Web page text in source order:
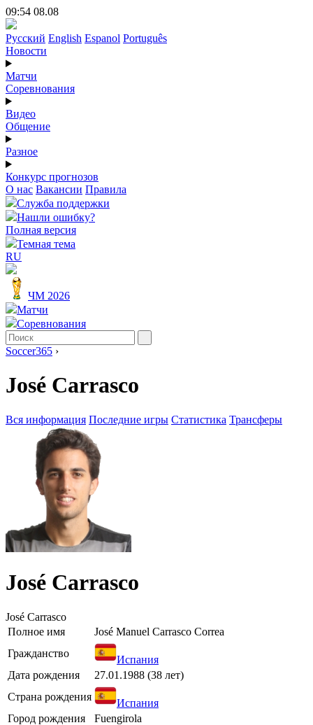
09:54 08.08
Русский English Espanol Português
Новости
Матчи
Соревнования
Видео
Общение
Разное
Конкурс прогнозов
О нас Вакансии Правила
Служба поддержки
Нашли ошибку?
Полная версия
Темная тема
RU
ЧМ 2026
Матчи
Соревнования
Soccer365 ›
José Carrasco
Вся информация Последние игры Статистика Трансферы
José Carrasco
José Carrasco
Полное имя
José Manuel Carrasco Correa
Гражданство
Испания
Дата рождения
27.01.1988 (38 лет)
Страна рождения
Испания
Город рождения
Fuengirola